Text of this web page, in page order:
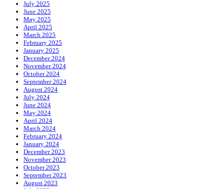
July 2025
June 2025
May 2025
April 2025
March 2025
February 2025
January 2025
December 2024
November 2024
October 2024
September 2024
August 2024
July 2024
June 2024
May 2024
April 2024
March 2024
February 2024
January 2024
December 2023
November 2023
October 2023
September 2023
August 2023